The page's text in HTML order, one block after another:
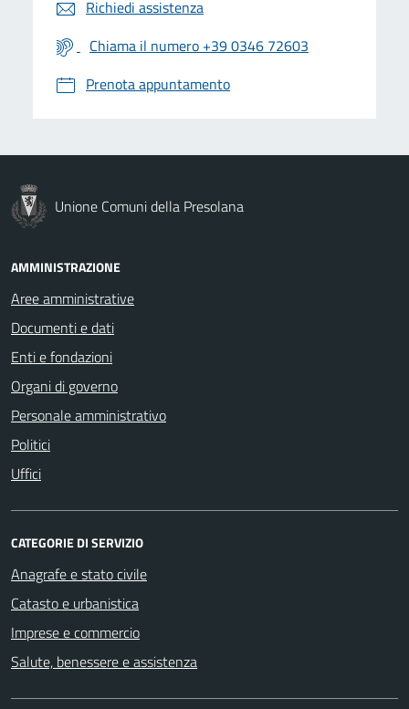
Richiedi assistenza
Chiama il numero +39 0346 72603
Prenota appuntamento
Unione Comuni della Presolana
AMMINISTRAZIONE
Aree amministrative
Documenti e dati
Enti e fondazioni
Organi di governo
Personale amministrativo
Politici
Uffici
CATEGORIE DI SERVIZIO
Anagrafe e stato civile
Catasto e urbanistica
Imprese e commercio
Salute, benessere e assistenza